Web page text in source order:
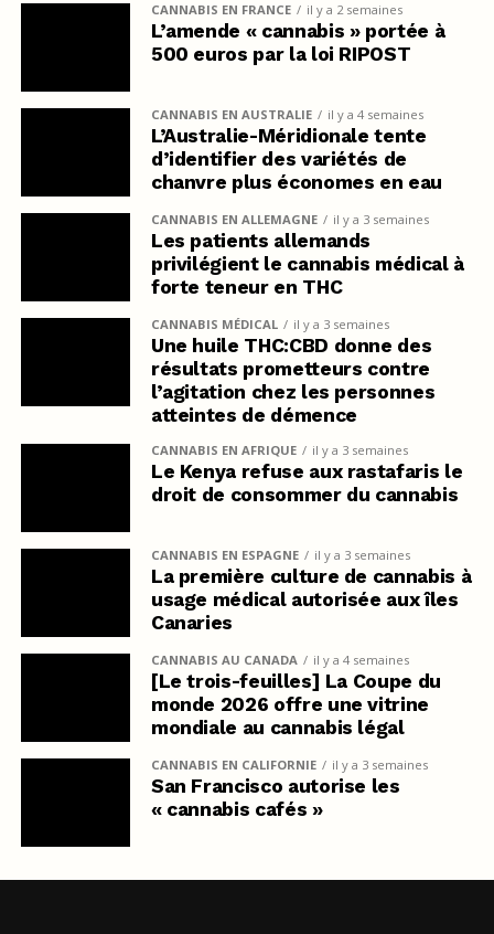
CANNABIS EN FRANCE il y a 2 semaines
L’amende « cannabis » portée à
500 euros par la loi RIPOST
CANNABIS EN AUSTRALIE il y a 4 semaines
L’Australie-Méridionale tente
d’identifier des variétés de
chanvre plus économes en eau
CANNABIS EN ALLEMAGNE il y a 3 semaines
Les patients allemands
privilégient le cannabis médical à
forte teneur en THC
CANNABIS MÉDICAL il y a 3 semaines
Une huile THC:CBD donne des
résultats prometteurs contre
l’agitation chez les personnes
atteintes de démence
CANNABIS EN AFRIQUE il y a 3 semaines
Le Kenya refuse aux rastafaris le
droit de consommer du cannabis
CANNABIS EN ESPAGNE il y a 3 semaines
La première culture de cannabis à
usage médical autorisée aux îles
Canaries
CANNABIS AU CANADA il y a 4 semaines
[Le trois-feuilles] La Coupe du
monde 2026 offre une vitrine
mondiale au cannabis légal
CANNABIS EN CALIFORNIE il y a 3 semaines
San Francisco autorise les
« cannabis cafés »